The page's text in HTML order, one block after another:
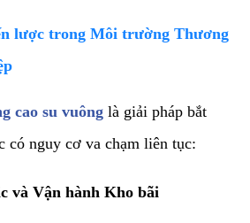
lược trong Môi trường Thương
cao su vuông là giải pháp bắt
có nguy cơ va chạm liên tục:
và Vận hành Kho bãi